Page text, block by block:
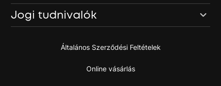
Jogi tudnivalók
Általános Szerződési Feltételek
Online vásárlás